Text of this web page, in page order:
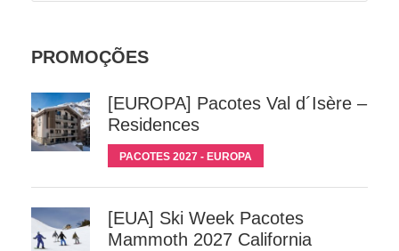
PROMOÇÕES
[EUROPA] Pacotes Val d´Isère –
Residences
PACOTES 2027 - EUROPA
[EUA] Ski Week Pacotes
Mammoth 2027 California